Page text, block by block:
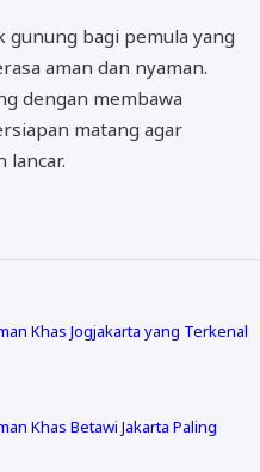
bagi pemula yang
aman dan nyaman.
dengan membawa
matang agar
lancar.
Khas Jogjakarta yang Terkenal
Khas Betawi Jakarta Paling